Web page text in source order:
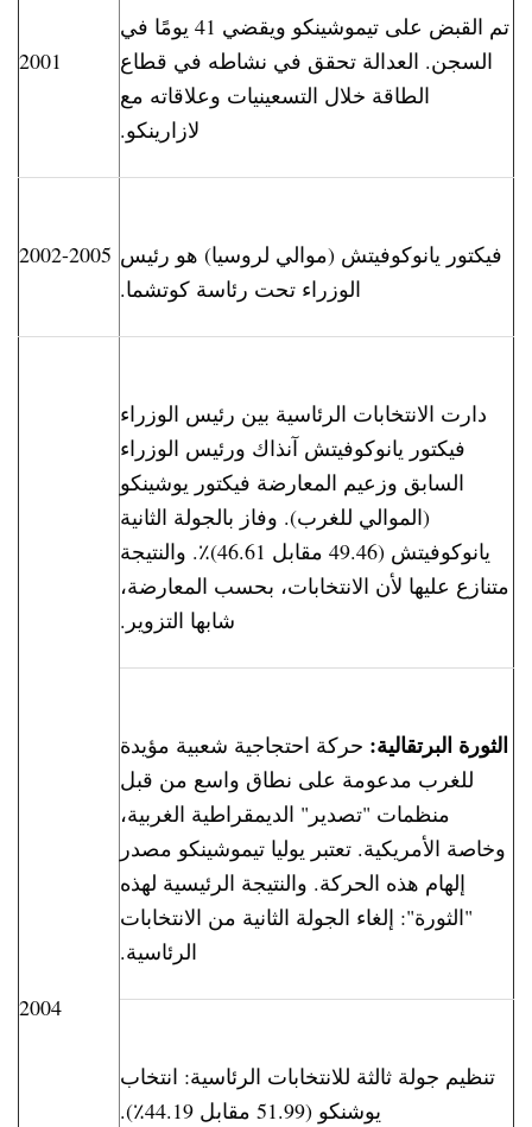
2001
تم القبض على تيموشينكو ويقضي 41 يومًا في
السجن. العدالة تحقق في نشاطه في قطاع
الطاقة خلال التسعينيات وعلاقاته مع
لازارينكو.
2002-2005 فيكتور يانوكوفيتش (موالي لروسيا) هو رئيس
الوزراء تحت رئاسة كوتشما.
2004
دارت الانتخابات الرئاسية بين رئيس الوزراء
فيكتور يانوكوفيتش آنذاك ورئيس الوزراء
السابق وزعيم المعارضة فيكتور يوشينكو
(الموالي للغرب). وفاز بالجولة الثانية
يانوكوفيتش (49.46 مقابل 46.61)٪. والنتيجة
متنازع عليها لأن الانتخابات، بحسب المعارضة،
شابها التزوير.
الثورة البرتقالية: حركة احتجاجية شعبية مؤيدة
للغرب مدعومة على نطاق واسع من قبل
منظمات "تصدير" الديمقراطية الغربية،
وخاصة الأمريكية. تعتبر يوليا تيموشينكو مصدر
إلهام هذه الحركة. والنتيجة الرئيسية لهذه
"الثورة": إلغاء الجولة الثانية من الانتخابات
الرئاسية.
تنظيم جولة ثالثة للانتخابات الرئاسية: انتخاب
يوشنكو (51.99 مقابل 44.19٪).